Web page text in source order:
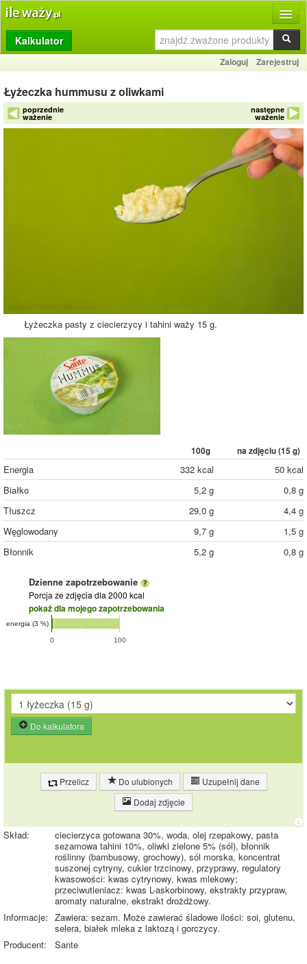
Produkty
Dziennik
Przelicznik
Porównywarka
Kalkulator
Zaloguj Zarejestruj
Łyżeczka hummusu z oliwkami
poprzednie
ważenie
następne
ważenie
Łyżeczka pasty z ciecierzycy i tahini waży 15 g.
100g na zdjęciu (15 g)
Energia 332 kcal
50 kcal
Białko
5,2 g
0,8 g
Tłuszcz
29,0 g
4,4 g
Węglowodany
9,7 g
1,5 g
Błonnik
5,2 g 0,8 g
Dzienne zapotrzebowanie
Porcja ze zdjęcia dla 2000 kcal
pokaż dla mojego zapotrzebowania
0 100
energia (3 %)
Do kalkulatora
Przelicz Do ulubionych
Uzupełnij dane
Dodaj zdjęcie
Skład:
ciecierzyca gotowana 30%, woda, olej rzepakowy, pasta
sezamowa tahini 10%, oliwki zielone 5% (sól), błonnik
roślinny (bambusowy, grochowy), sól morska, koncentrat
suszonej cytryny, cukier trzcinowy, przyprawy, regulatory
kwasowości: kwas cytrynowy, kwas mlekowy;
przeciwutleniacz: kwas L-askorbinowy, ekstrakty przypraw,
aromaty naturalne, ekstrakt drożdżowy.
Informacje: Zawiera: sezam. Może zawierać śladowe ilości: soi, glutenu,
selera, białek mleka z laktozą i gorczycy.
Producent:
Sante